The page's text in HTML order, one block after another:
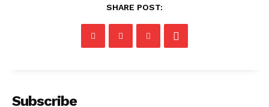
SHARE POST:
Subscribe